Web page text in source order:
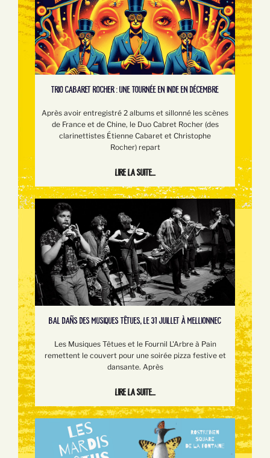
TRIO CABARET ROCHER : UNE TOURNÉE EN INDE EN DÉCEMBRE
Après avoir entregistré 2 albums et sillonné les scènes
de France et de Chine, le Duo Cabret Rocher (des
clarinettistes Étienne Cabaret et Christophe
Rocher) repart
Lire la suite...
BAL DAÑS DES MUSIQUES TÊTUES, LE 31 JUILLET À MELLIONNEC
Les Musiques Têtues et le Fournil L'Arbre à Pain
remettent le couvert pour une soirée pizza festive et
dansante. Après
Lire la suite...